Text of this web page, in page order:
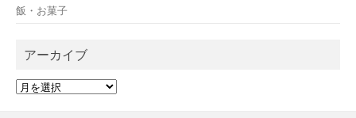
飯・お菓子
アーカイブ
ア